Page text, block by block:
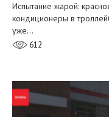
Испытание жарой:
кондиционеры в
уже…
612